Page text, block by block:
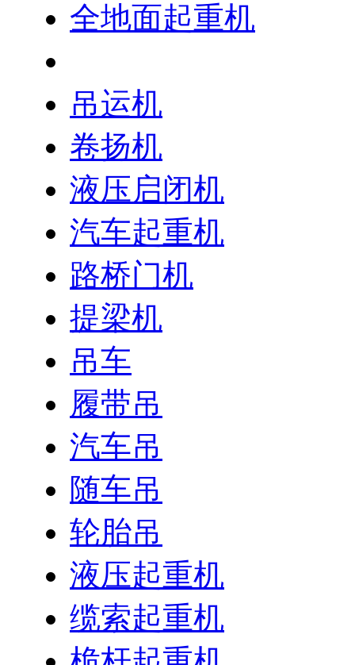
全地面起重机
吊运机
卷扬机
液压启闭机
汽车起重机
路桥门机
提梁机
吊车
履带吊
汽车吊
随车吊
轮胎吊
液压起重机
缆索起重机